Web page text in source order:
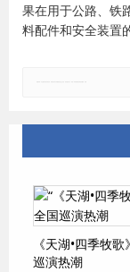
果在用于公路、铁
料配件和安全装置
《天湖•四季牧
巡演热潮